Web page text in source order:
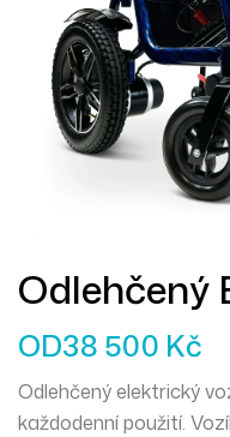
Odlehčený
ComfyGO-
OD38 500 Kč
Odlehčený elektrický
každodenní použití.